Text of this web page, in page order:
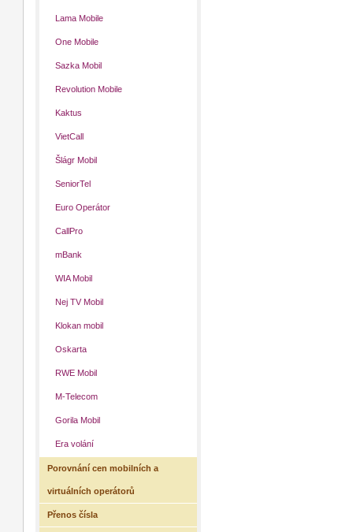
Lama Mobile
One Mobile
Sazka Mobil
Revolution Mobile
Kaktus
VietCall
Šlágr Mobil
SeniorTel
Euro Operátor
CallPro
mBank
WIA Mobil
Nej TV Mobil
Klokan mobil
Oskarta
RWE Mobil
M-Telecom
Gorila Mobil
Era volání
Porovnání cen mobilních a
virtuálních operátorů
Přenos čísla